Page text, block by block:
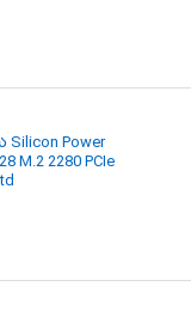
Silicon Power
M.2 2280 PCIe